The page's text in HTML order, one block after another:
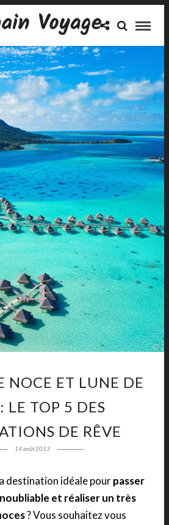
NOCE ET LUNE DE
LE TOP 5 DES
DE RÊVE
14 août 2013
destination idéale pourpasser
et réaliser un très
? Vous souhaitez vous